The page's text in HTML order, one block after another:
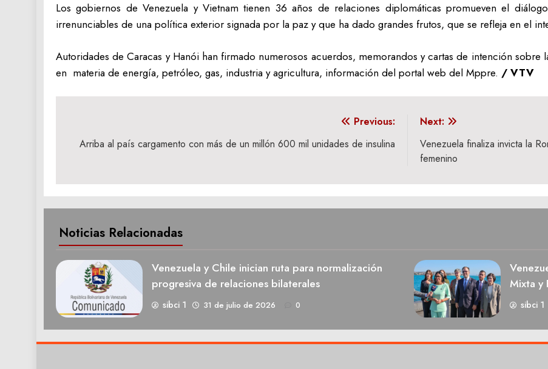
Los gobiernos de Venezuela y Vietnam tienen 36 años de relaciones diplomáticas promueven el
irrenunciables de una política exterior signada por la paz y que ha dado grandes frutos, que se refleja en el
Autoridades de Caracas y Hanói han firmado numerosos acuerdos, memorandos y cartas de intención sobre
en materia de energía, petróleo, gas, industria y agricultura, información del portal web del Mppre. / VTV
de
Previous:
Arriba al país cargamento con más de un millón 600 mil unidades de insulina
Next:
Venezuela finaliza invicta la
femenino
Noticias Relacionadas
Venezuela y Chile inician ruta para normalización
progresiva de relaciones bilaterales
sibci 1 31 de julio de 2026 0
Mixta y
sibci 1